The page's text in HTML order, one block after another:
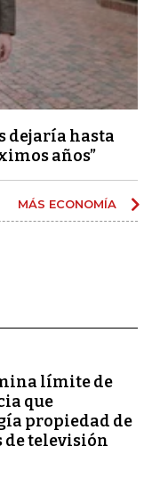
dejaría hasta
años”
MÁS ECONOMÍA
límite de
que
propiedad de
de televisión